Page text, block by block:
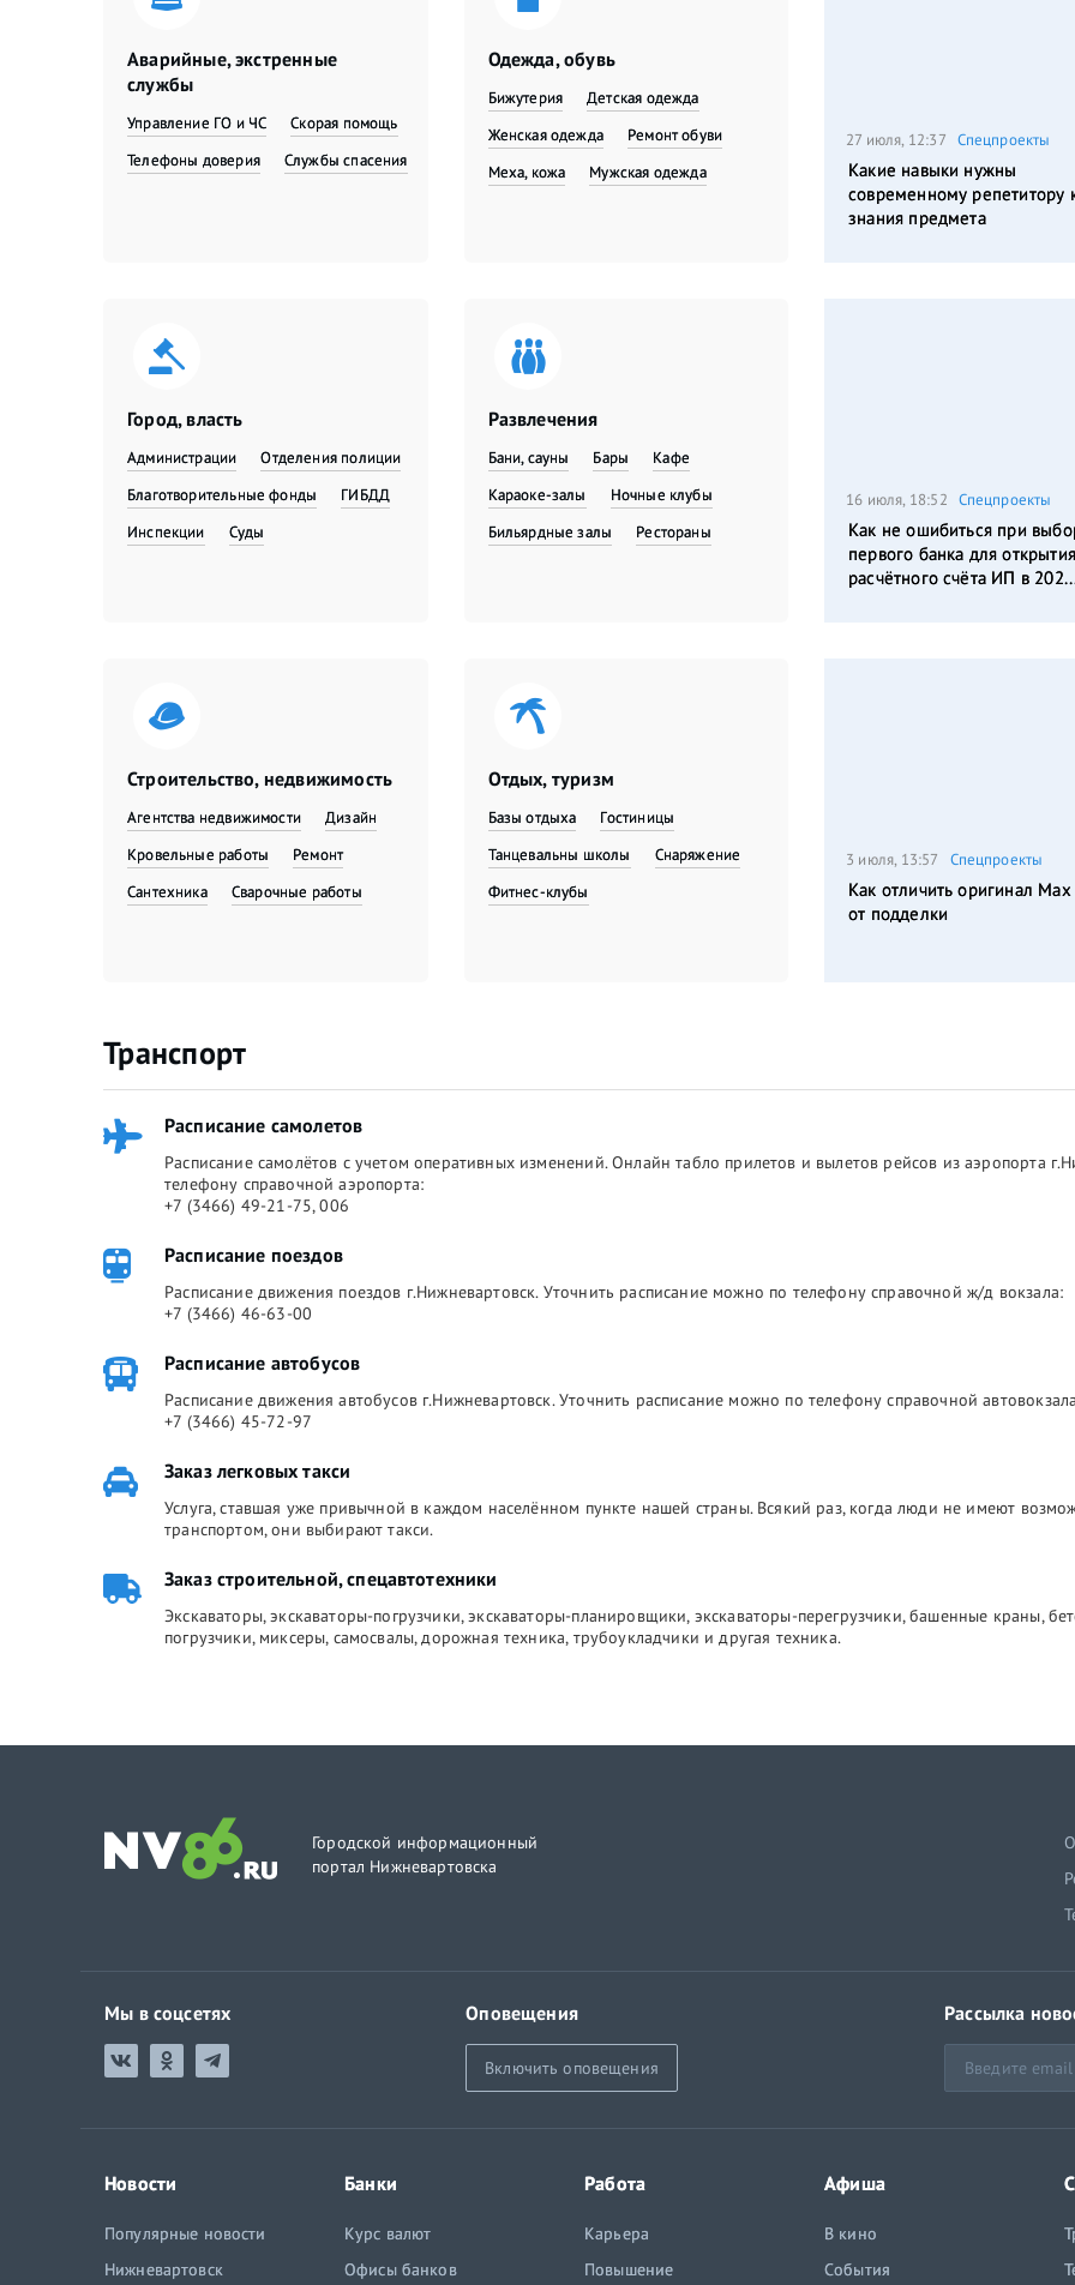
Аварийные, экстренные
службы
Управление ГО и ЧС
Скорая помощь
Телефоны доверия
Службы спасения
Город, власть
Администрации
Отделения полиции
Благотворительные фонды
ГИБДД
Инспекции
Суды
Строительство, недвижимость
Агентства недвижимости
Дизайн
Кровельные работы
Ремонт
Сантехника
Сварочные работы
Одежда, обувь
Бижутерия
Детская одежда
Женская одежда
​Ремонт обуви
Меха, кожа
Мужская одежда
Развлечения
Бани, сауны Бары
Кафе
Караоке-залы
Ночные клубы
Бильярдные залы
Рестораны
Отдых, туризм
Базы отдыха
Гостиницы
Танцевальны школы
Снаряжение
Фитнес-клубы
27 июля, 12:37 Спецпроекты
Какие навыки нужны
современному репетитору
знания предмета
16 июля, 18:52 Спецпроекты
Как не ошибиться при
первого банка для открытия
расчётного счёта ИП в
3 июля, 13:57 Спецпроекты
Как отличить оригинал
от подделки
Транспорт
Расписание самолетов
Расписание самолётов с учетом оперативных изменений. Онлайн табло прилетов и вылетов рейсов из аэропорта
телефону справочной аэропорта:
+7 (3466) 49-21-75, 006
Расписание поездов
Расписание движения поездов г.Нижневартовск. Уточнить расписание можно по телефону справочной ж/д вокзала:
+7 (3466) 46-63-00
Расписание автобусов
Расписание движения автобусов г.Нижневартовск. Уточнить расписание можно по телефону справочной
+7 (3466) 45-72-97
Заказ легковых такси
Услуга, ставшая уже привычной в каждом населённом пункте нашей страны. Всякий раз, когда люди не имеют
транспортом, они выбирают такси.
Заказ строительной, спецавтотехники
Экскаваторы, экскаваторы-погрузчики, экскаваторы-планировщики, экскаваторы-перегрузчики, башенные краны,
погрузчики, миксеры, самосвалы, дорожная техника, трубоукладчики и другая техника.
Городской информационный
портал Нижневартовска
Мы в соцсетях Оповещения
Включить оповещения
Рассылка
Новости
Популярные новости
Нижневартовск
Банки
Курс валют
Офисы банков
Работа
Карьера
Повышение
Афиша
В кино
События